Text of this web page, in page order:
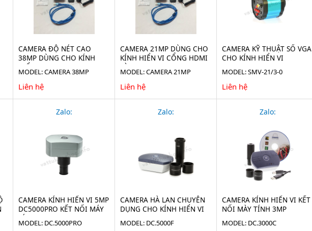
CAMERA ĐỘ NÉT CAO
38MP DÙNG CHO KÍNH
HIỂN VI
MODEL: CAMERA 38MP
Liên hệ
CAMERA 21MP DÙNG CHO
KÍNH HIỂN VI CỔNG HDMI
VÀ USB
MODEL: CAMERA 21MP
Liên hệ
CAMERA KỸ THUẬT SỐ VGA
CHO KÍNH HIỂN VI
MODEL: SMV-21/3-0
Liên hệ
Zalo:
CAMERA KÍNH HIỂN VI 5MP
DC5000PRO KẾT NỐI MÁY
TÍNH
MODEL: DC.5000PRO
Zalo:
CAMERA HÀ LAN CHUYÊN
DỤNG CHO KÍNH HIỂN VI
MODEL: DC.5000F
Zalo:
CAMERA KÍNH HIỂN VI KẾT
NỐI MÀY TÍNH 3MP
MODEL: DC.3000C